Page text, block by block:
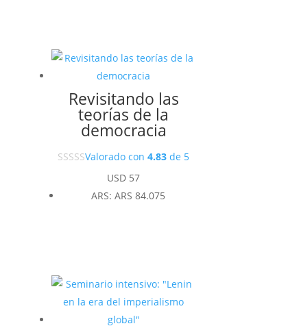
Revisitando las
teorías de la
democracia
Valorado con4.83 de 5
USD 57
ARS:ARS 84.075